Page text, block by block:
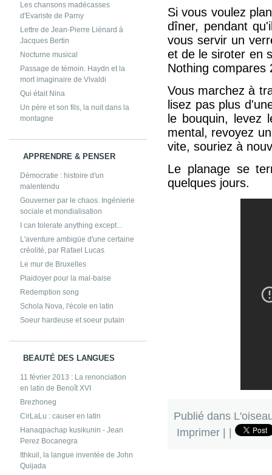
Les chansons madécasses
d'Evariste de Parny
Lettre de Jean-Pierre Liénard à
Jacques Bertin
Nocturne musical
Passage de témoin. Haydn et la
mort imaginaire de Vivaldi
Qui était Nina
Un père et son fils, la nuit dans la
montagne
APPRENDRE & PENSER
Démocratie : histoire d'un
malentendu
Gouverner par le chaos. Ingénierie
sociale et mondialisation
I can tolerate anything except...
L'aventure ambigüe d'une certaine
créolité, par Rafael Lucas
Le mur de Bruxelles
Plaidoyer pour la mal-baise
Redemption song
Schola Nova, l'école en latin
Soeur hardeuse et soeur putain
BEAUTÉ DES LANGUES
11 février 2013 : La renonciation
en latin de Benoît XVI
Brezhoneg
CirLaLu : causer en latin
Hanaqpachap kusikunin - Jean
Perez Bocanegra
Ithkuil, la langue inventée de John
Quijada
Si vous voulez
dîner, pendant
vous servir un
et de le siroter en
Nothing compares
Vous marchez à
lisez pas plus
le bouquin, levez
mental, revoyez
vite, souriez à
Le planage se
quelques jours.
Publié dans
Imprimer | |